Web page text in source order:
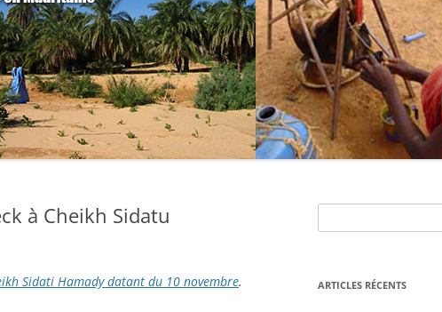
à Cheikh Sidatu
Sidati Hamady datant du 10 novembre.
e
h
ARTICLES RÉCENTS